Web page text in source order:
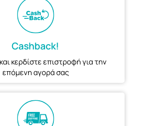
Cashback!
κερδίστε επιστροφή για την
επόμενη αγορά σας